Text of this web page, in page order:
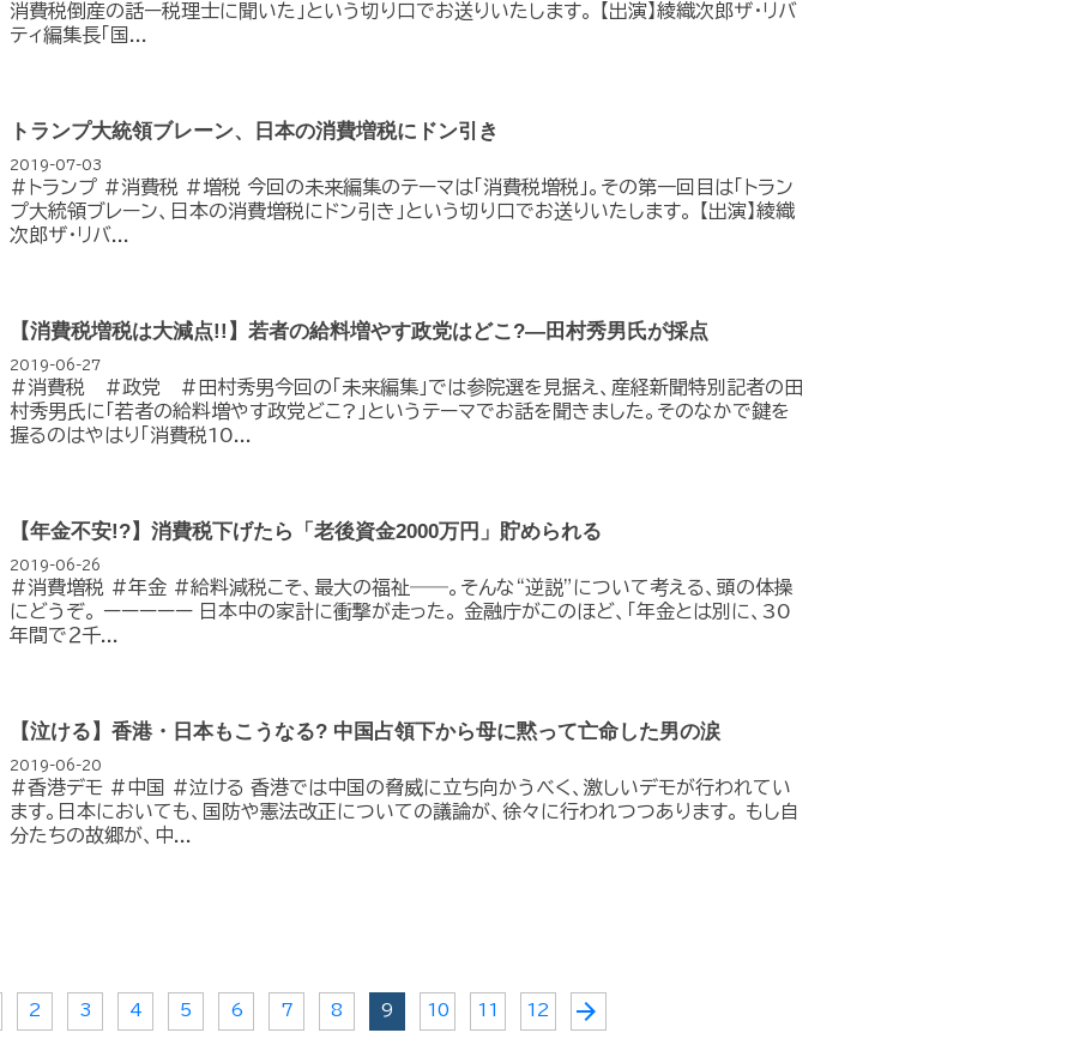
消費税倒産の話ー税理士に聞いた」という切り口でお送りいたします。 【出演】綾織次郎ザ・リバ
ティ編集長「国...
トランプ大統領ブレーン、日本の消費増税にドン引き
2019-07-03
#トランプ #消費税 #増税 今回の未来編集のテーマは「消費税増税」。その第一回目は「トラン
プ大統領ブレーン、日本の消費増税にドン引き」という切り口でお送りいたします。 【出演】綾織
次郎ザ・リバ...
【消費税増税は大減点!!】若者の給料増やす政党はどこ?―田村秀男氏が採点
2019-06-27
#消費税 #政党 #田村秀男今回の「未来編集」では参院選を見据え、産経新聞特別記者の田
村秀男氏に「若者の給料増やす政党どこ?」というテーマでお話を聞きました。そのなかで鍵を
握るのはやはり「消費税10...
【年金不安!?】消費税下げたら「老後資金2000万円」貯められる
2019-06-26
#消費増税 #年金 #給料減税こそ、最大の福祉――。そんな“逆説”について考える、頭の体操
にどうぞ。 ーーーーー 日本中の家計に衝撃が走った。 金融庁がこのほど、「年金とは別に、30
年間で２千...
【泣ける】香港・日本もこうなる? 中国占領下から母に黙って亡命した男の涙
2019-06-20
#香港デモ #中国 #泣ける 香港では中国の脅威に立ち向かうべく、激しいデモが行われてい
ます。日本においても、国防や憲法改正についての議論が、徐々に行われつつあります。 もし自
分たちの故郷が、中...
2 3 4 5 6 7 8 9 10 11 12 arrow_forward